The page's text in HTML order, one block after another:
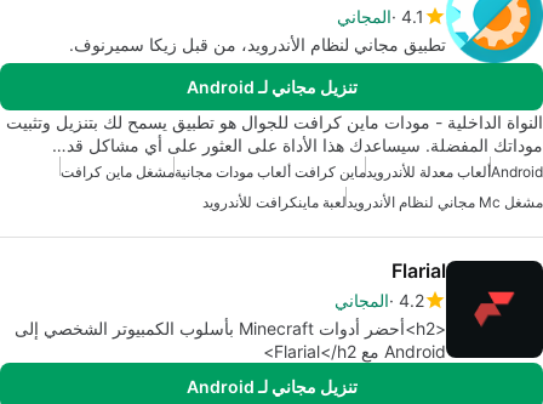
4.1 المجاني
تطبيق مجاني لنظام الأندرويد، من قبل زيكا سميرنوف.
تنزيل مجاني لـ Android
النواة الداخلية - مودات ماين كرافت للجوال هو تطبيق يسمح لك بتنزيل وتثبيت
موداتك المفضلة. سيساعدك هذا الأداة على العثور على أي مشاكل قد…
Androidألعاب معدلة للأندرويدماين كرافت ألعاب مودات مجانيةمشغل ماين كرافت
مشغل Mc مجاني لنظام الأندرويد
لعبة ماينكرافت للأندرويد
Flarial
4.2 المجاني
<h2>أحضر أدوات Minecraft بأسلوب الكمبيوتر الشخصي إلى
Android مع Flarial</h2>
تنزيل مجاني لـ Android